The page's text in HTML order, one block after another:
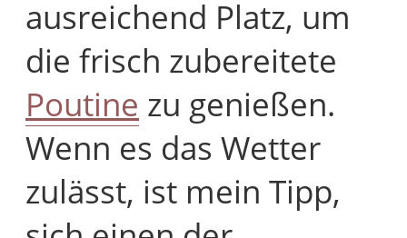
ausreichend Platz, um
die frisch zubereitete
Poutine zu genießen.
Wenn es das Wetter
zulässt, ist mein Tipp,